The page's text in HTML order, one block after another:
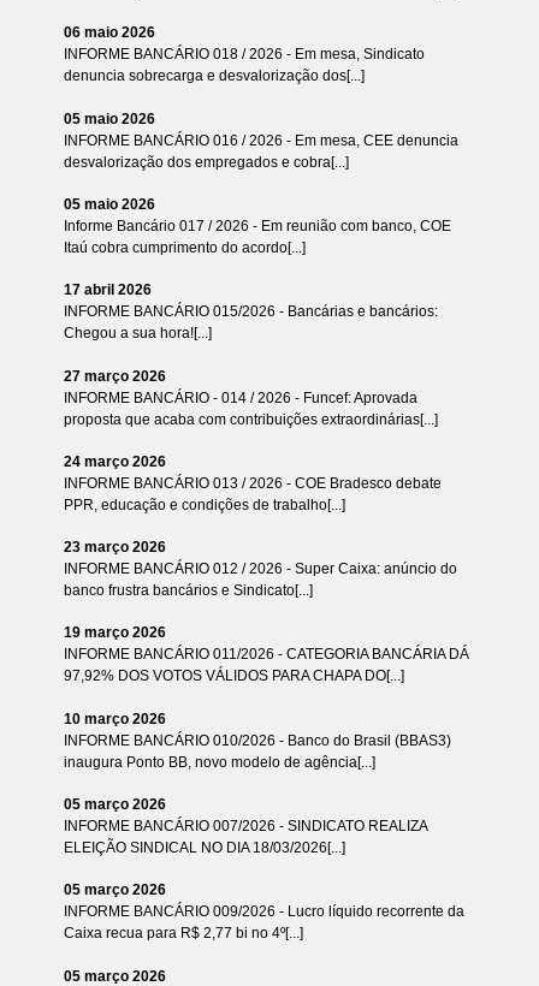
06 maio 2026
INFORME BANCÁRIO 018 / 2026 - Em mesa, Sindicato
denuncia sobrecarga e desvalorização dos[...]
05 maio 2026
INFORME BANCÁRIO 016 / 2026 - Em mesa, CEE denuncia
desvalorização dos empregados e cobra[...]
05 maio 2026
Informe Bancário 017 / 2026 - Em reunião com banco, COE
Itaú cobra cumprimento do acordo[...]
17 abril 2026
INFORME BANCÁRIO 015/2026 - Bancárias e bancários:
Chegou a sua hora![...]
27 março 2026
INFORME BANCÁRIO - 014 / 2026 - Funcef: Aprovada
proposta que acaba com contribuições extraordinárias[...]
24 março 2026
INFORME BANCÁRIO 013 / 2026 - COE Bradesco debate
PPR, educação e condições de trabalho[...]
23 março 2026
INFORME BANCÁRIO 012 / 2026 - Super Caixa: anúncio do
banco frustra bancários e Sindicato[...]
19 março 2026
INFORME BANCÁRIO 011/2026 - CATEGORIA BANCÁRIA DÁ
97,92% DOS VOTOS VÁLIDOS PARA CHAPA DO[...]
10 março 2026
INFORME BANCÁRIO 010/2026 - Banco do Brasil (BBAS3)
inaugura Ponto BB, novo modelo de agência[...]
05 março 2026
INFORME BANCÁRIO 007/2026 - SINDICATO REALIZA
ELEIÇÃO SINDICAL NO DIA 18/03/2026[...]
05 março 2026
INFORME BANCÁRIO 009/2026 - Lucro líquido recorrente da
Caixa recua para R$ 2,77 bi no 4º[...]
05 março 2026